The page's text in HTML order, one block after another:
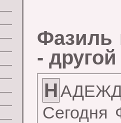
Фазиль
-
Н
Сегодня